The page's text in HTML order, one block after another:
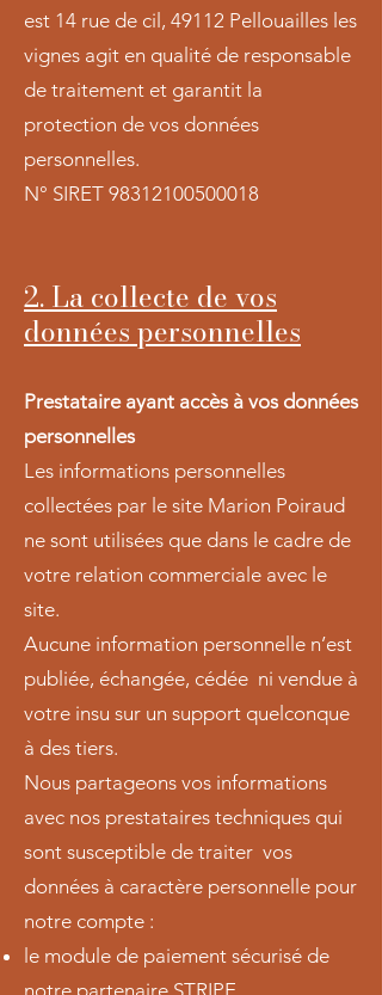
est 14 rue de cil, 49112 Pellouailles les
vignes agit en qualité de responsable
de traitement et garantit la
protection de vos données
personnelles.
N° SIRET 98312100500018
2. La collecte de vos
données personnelles
Prestataire ayant accès à vos données
personnelles
Les informations personnelles
collectées par le site Marion Poiraud
ne sont utilisées que dans le cadre de
votre relation commerciale avec le
site.
Aucune information personnelle n’est
publiée, échangée, cédée ni vendue à
votre insu sur un support quelconque
à des tiers.
Nous partageons vos informations
avec nos prestataires techniques qui
sont susceptible de traiter vos
données à caractère personnelle pour
notre compte :
le module de paiement sécurisé de
notre partenaire STRIPE